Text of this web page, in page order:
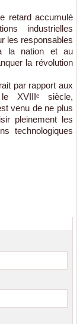
retard accumulé
industrielles
les responsables
la nation et au
la révolution
par rapport aux
XVIIIᵉ siècle,
venu de ne plus
pleinement les
technologiques